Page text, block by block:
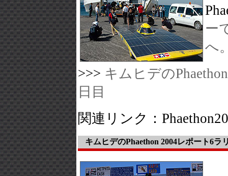
ー
へ
>>> キムヒデの
日目
関連リンク：
キムヒデのPhaethon 2004レポート6ラ